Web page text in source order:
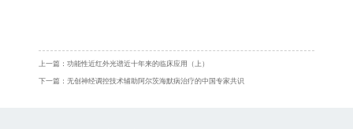
上一篇：功能性近红外光谱近十年来的临床应用（上）
下一篇：无创神经调控技术辅助阿尔茨海默病治疗的中国专家共识